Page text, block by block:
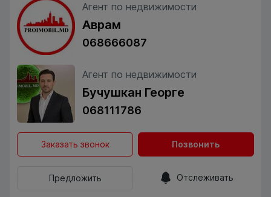
Агент по недвижимости
Аврам
068666087
Агент по недвижимости
Бучушкан Георге
068111786
Заказать звонок Позвонить
Предложить Отслеживать